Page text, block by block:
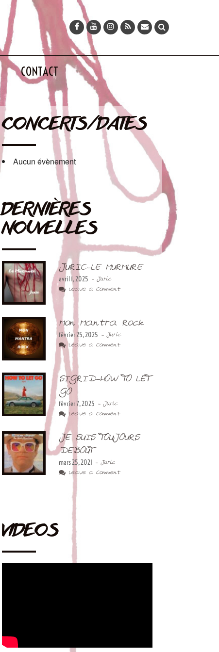
CONTACT
CONCERTS/DATES
Aucun évènement
DERNIÈRES
NOUVELLES
JURIC-LE MURMURE
avril 1, 2025 - Juric
Leave a Comment
Mon Mantra Rock
février 25, 2025 - Juric
Leave a Comment
SIGRID-HOW TO LET
GO
février 7, 2025 - Juric
Leave a Comment
JE SUIS TOUJOURS
DEBOUT
mars 25, 2021 - Juric
Leave a Comment
VIDEOS